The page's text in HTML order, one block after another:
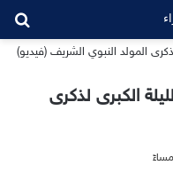
الكبرى لذكرى